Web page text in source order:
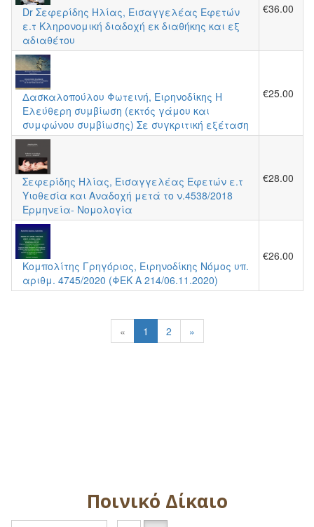
Dr Σεφερίδης Ηλίας, Εισαγγελέας Εφετών
ε.τ Κληρονομική διαδοχή εκ διαθήκης και εξ
αδιαθέτου
€36.00
Δασκαλοπούλου Φωτεινή, Ειρηνοδίκης Η
Ελεύθερη συμβίωση (εκτός γάμου και
συμφώνου συμβίωσης) Σε συγκριτική εξέταση
€25.00
Σεφερίδης Ηλίας, Εισαγγελέας Εφετών ε.τ
Υιοθεσία και Αναδοχή μετά το ν.4538/2018
Ερμηνεία- Νομολογία
€28.00
Κομπολίτης Γρηγόριος, Ειρηνοδίκης Νόμος υπ.
αριθμ. 4745/2020 (ΦΕΚ A 214/06.11.2020)
€26.00
« 1 2 »
Ποινικό Δίκαιο